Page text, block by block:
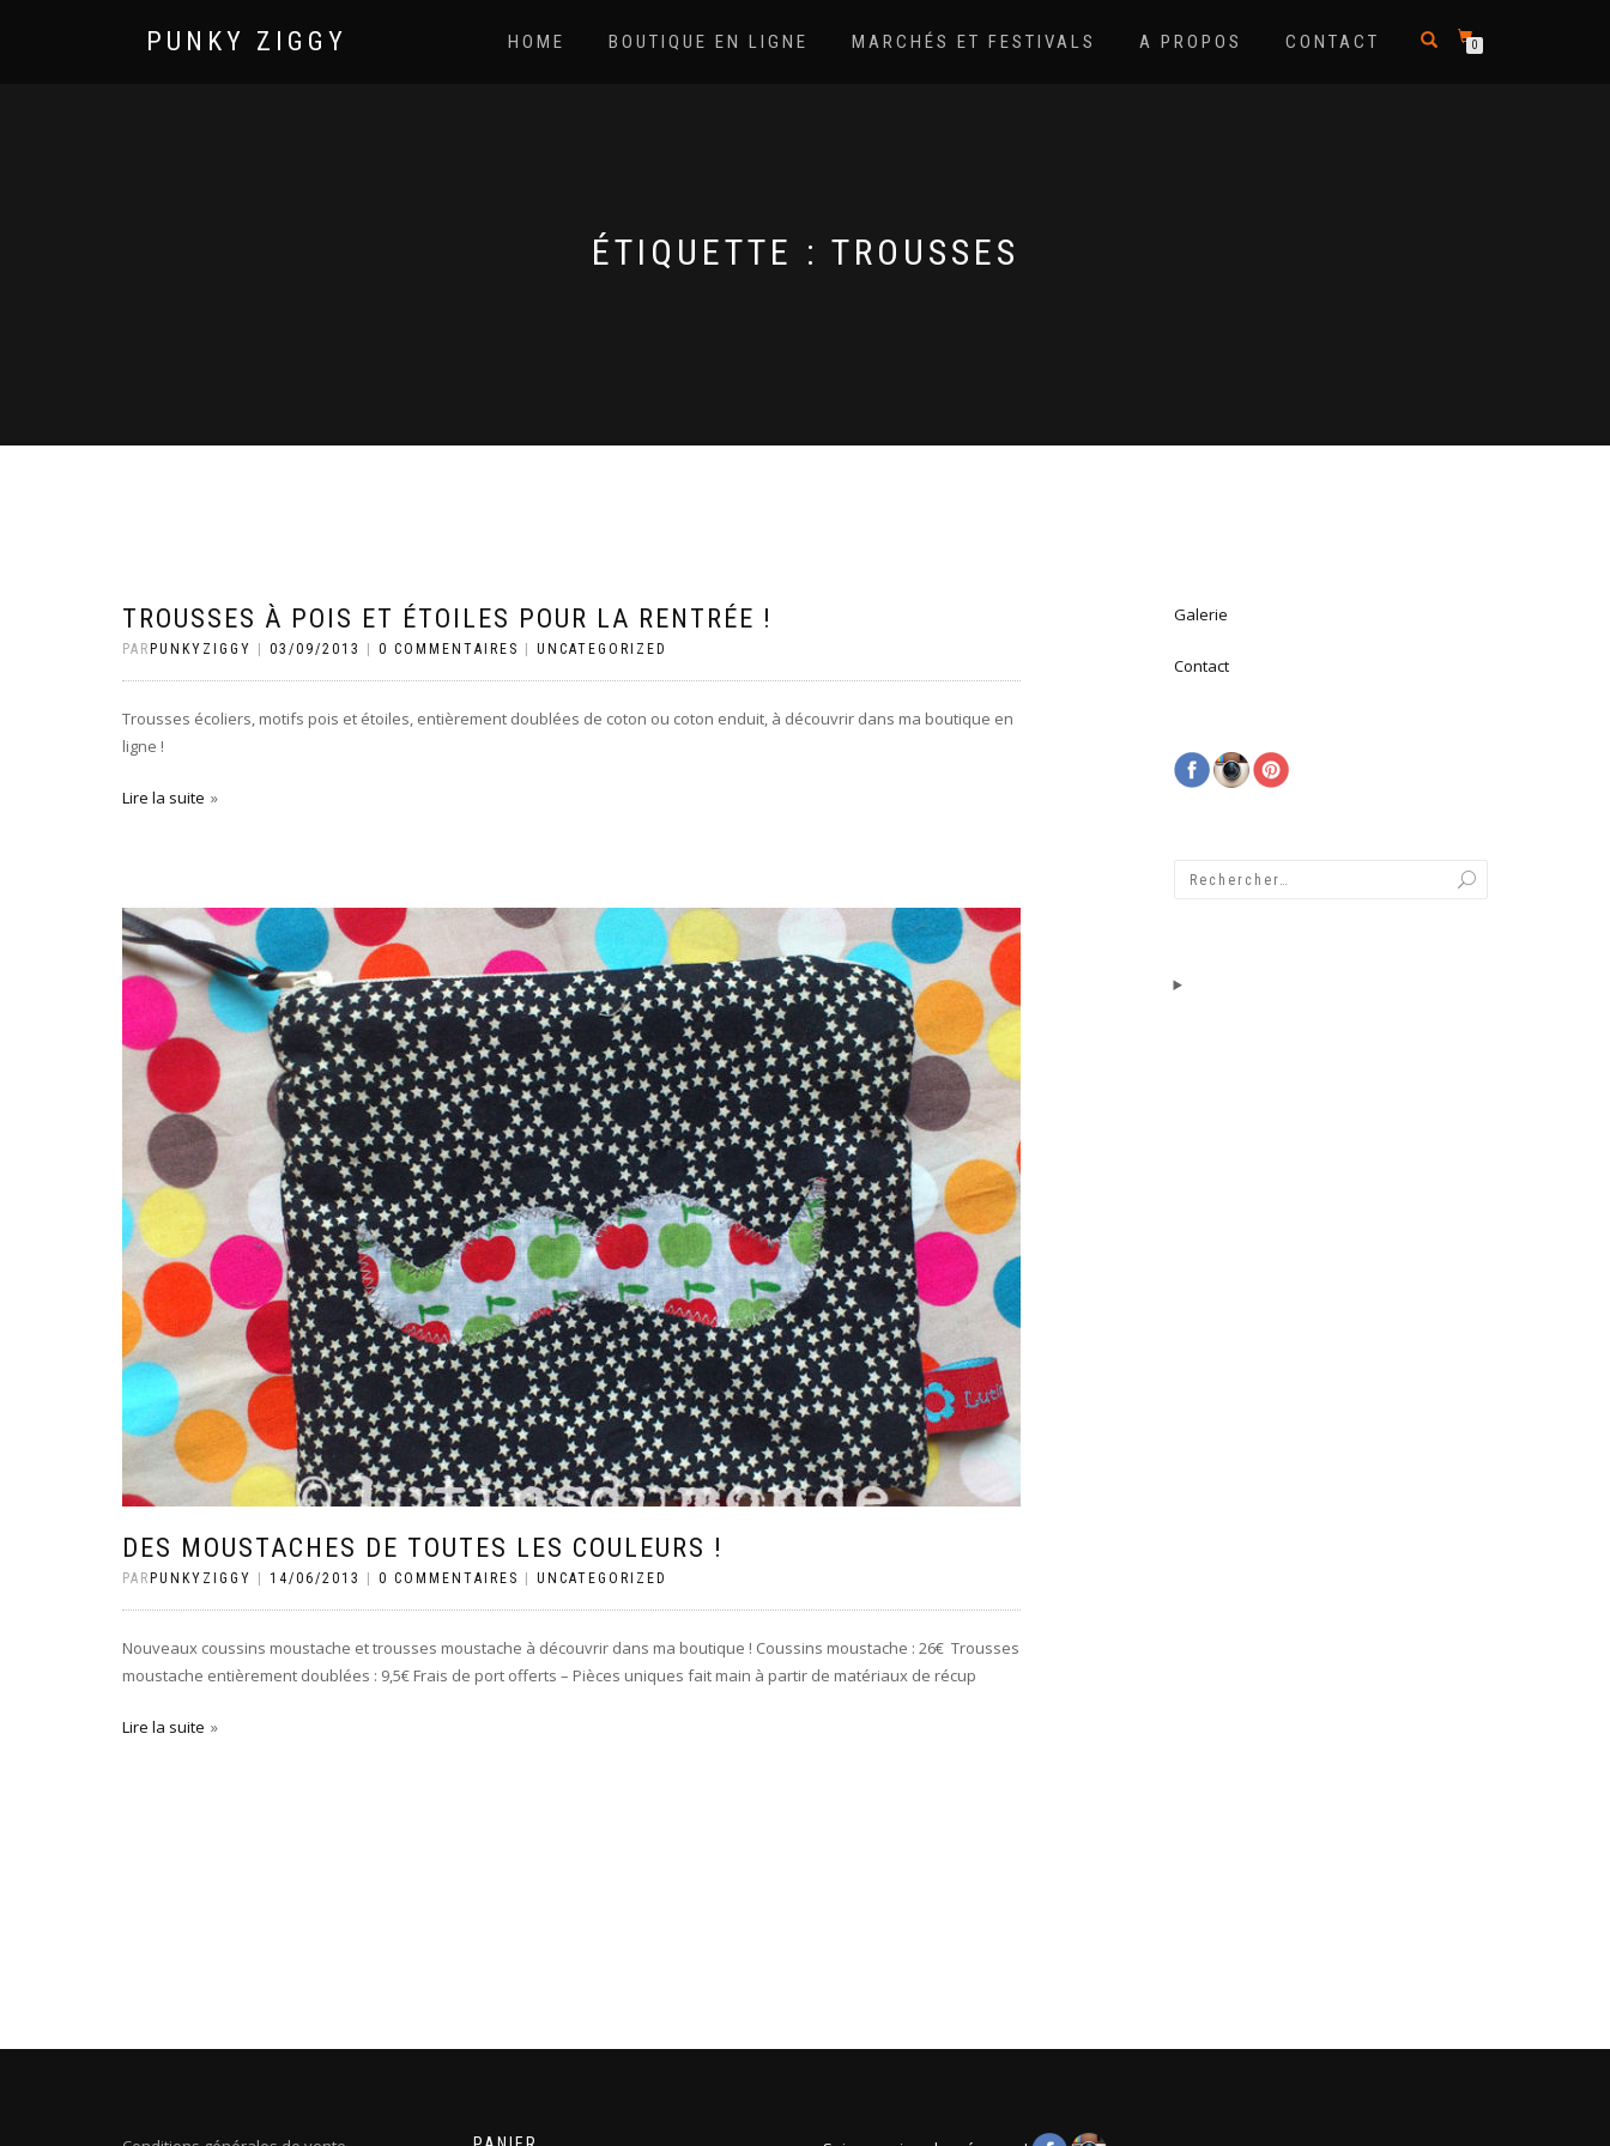
PUNKY ZIGGY HOME BOUTIQUE EN LIGNE MARCHÉS ET FESTIVALS A PROPOS CONTACT 0
ÉTIQUETTE : TROUSSES
TROUSSES À POIS ET ÉTOILES POUR LA RENTRÉE !
PAR PUNKYZIGGY 03/09/2013 0 COMMENTAIRES UNCATEGORIZED
Trousses écoliers, motifs pois et étoiles, entièrement doublées de coton ou coton enduit, à découvrir dans ma boutique en
ligne !
Lire la suite
DES MOUSTACHES DE TOUTES LES COULEURS !
PAR PUNKYZIGGY 14/06/2013 0 COMMENTAIRES UNCATEGORIZED
Nouveaux coussins moustache et trousses moustache à découvrir dans ma boutique ! Coussins moustache : 26€ Trousses
moustache entièrement doublées : 9,5€ Frais de port offerts – Pièces uniques fait main à partir de matériaux de récup
Lire la suite
Galerie
Contact